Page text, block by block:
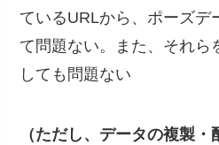
ているURLから、ポーズデ
て問題ない。また、それら
しても問題ない
（ただし、データの複製